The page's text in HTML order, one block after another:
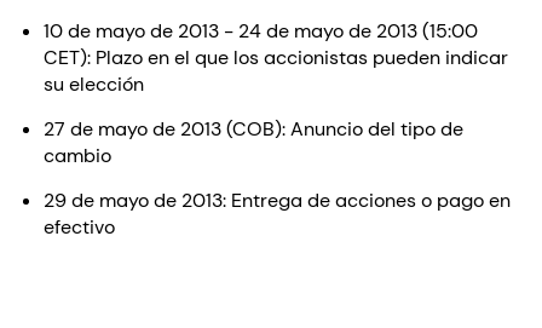
10 de mayo de 2013 - 24 de mayo de 2013 (15:00
CET): Plazo en el que los accionistas pueden indicar
su elección
27 de mayo de 2013 (COB): Anuncio del tipo de
cambio
29 de mayo de 2013: Entrega de acciones o pago en
efectivo